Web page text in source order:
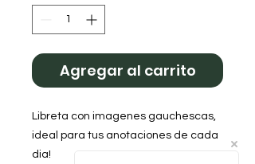
Agregar al carrito
Libreta con imagenes gauchescas,
ideal para tus anotaciones de cada
dia!